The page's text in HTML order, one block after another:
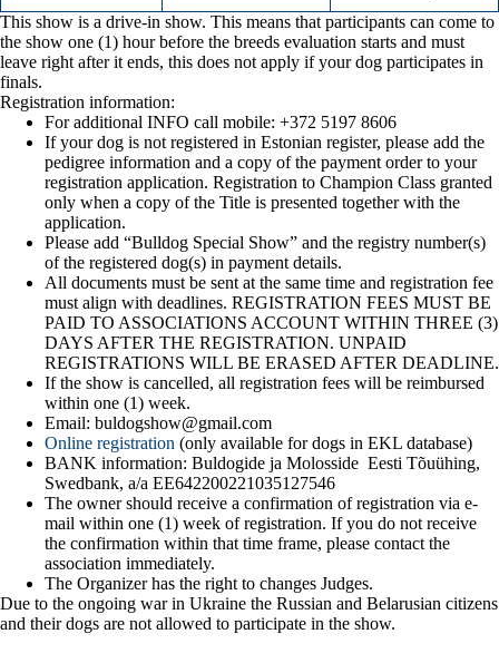
This show is a drive-in show. This means that participants can come to
the show one (1) hour before the breeds evaluation starts and must
leave right after it ends, this does not apply if your dog participates in
finals.
Registration information:
For additional INFO call mobile: +372 5197 8606
If your dog is not registered in Estonian register, please add the
pedigree information and a copy of the payment order to your
registration application. Registration to Champion Class granted
only when a copy of the Title is presented together with the
application.
Please add “Bulldog Special Show” and the registry number(s)
of the registered dog(s) in payment details.
All documents must be sent at the same time and registration fee
must align with deadlines. REGISTRATION FEES MUST BE
PAID TO ASSOCIATIONS ACCOUNT WITHIN THREE (3)
DAYS AFTER THE REGISTRATION. UNPAID
REGISTRATIONS WILL BE ERASED AFTER DEADLINE.
If the show is cancelled, all registration fees will be reimbursed
within one (1) week.
Email: buldogshow@gmail.com
Online registration (only available for dogs in EKL database)
BANK information: Buldogide ja Molosside Eesti Tõuühing,
Swedbank, a/a EE642200221035127546
The owner should receive a confirmation of registration via e-
mail within one (1) week of registration. If you do not receive
the confirmation within that time frame, please contact the
association immediately.
The Organizer has the right to changes Judges.
Due to the ongoing war in Ukraine the Russian and Belarusian citizens
and their dogs are not allowed to participate in the show.